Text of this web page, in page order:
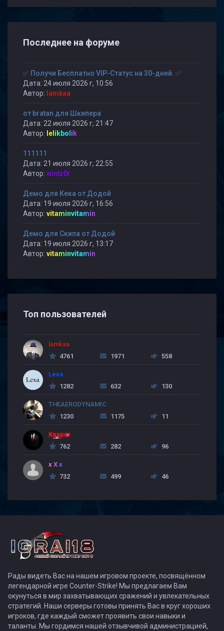
Последнее на форуме
✅ Получи Бесплатно VIP-Статус на 30-дней. ✅
Дата: 24 июля 2026 г, 10:56
Автор: lamkaa
от bratan для Шкипера
Дата: 22 июля 2026 г, 21:47
Автор: lelikbolik
111111
Дата: 21 июля 2026 г, 22:55
Автор: wintz0r
Демо для Кека от Додой
Дата: 19 июля 2026 г, 16:56
Автор: vitaminvitamin
Демо для Скипа от Додой
Дата: 19 июля 2026 г, 13:17
Автор: vitaminvitamin
Топ пользователей
lamkaa
4761
1971 558
Lexa
1282
632 130
THEAERODYNAMIC
1230
1175 11
Kasper
762
282 96
x X x
732
499 46
Рады видеть Вас на нашем игровом проекте, посвящённом
легендарной игре Counter-Strike! Мы предлагаем Вам
окунуться в мир захватывающих сражений и увлекательных
стратегий. Наши серверы готовы принять Вас в круг хороших
игроков, где каждый сможет проявить свои навыки и
таланты. Мы гордимся нашей отзывчивой администрацией,